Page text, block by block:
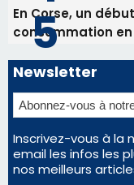
En Corse, un
consommation
Newsletter
Inscrivez-vous à la
email les infos les
nos meilleurs